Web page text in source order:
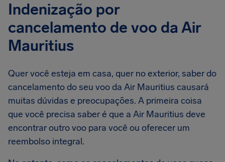
Indenização por
cancelamento de voo da Air
Mauritius
Quer você esteja em casa, quer no exterior, saber do
cancelamento do seu voo da Air Mauritius causará
muitas dúvidas e preocupações. A primeira coisa
que você precisa saber é que a Air Mauritius deve
encontrar outro voo para você ou oferecer um
reembolso integral.